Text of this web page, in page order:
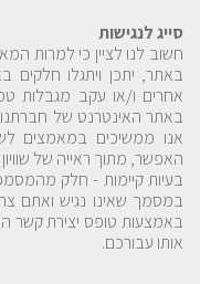
סייג לנגישות
חשוב לנו לציין כי למרות
באתר, יתכן ויתגלו
אחרים ו/או עקב מגבלות
באתר האינטרנט של חברתנו
אנו ממשיכים במאמצים
האפשר, מתוך ראייה של שוויון
בעיות קיימות - חלק
במסמך שאינו נגיש ואתם
באמצעות טופס יצירת קשר
אותו עבורכם.